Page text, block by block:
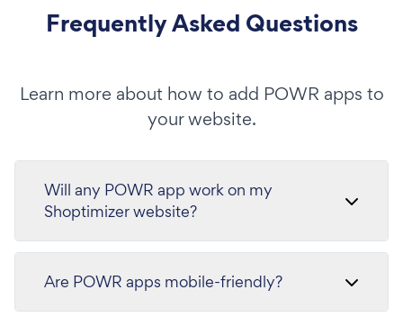
Frequently Asked Questions
Learn more about how to add POWR apps to
your website.
Will any POWR app work on my
Shoptimizer website?
Are POWR apps mobile-friendly?